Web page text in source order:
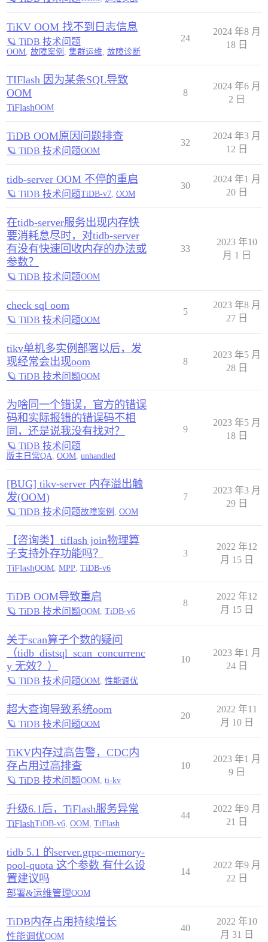
TiKV OOM 找不到日志信息
🪐 TiDB 技术问题
OOM, 故障案例 , 集群运维, 故障诊断
24
2024 年8 月
18 日
TIFlash 因为某条SQL导致
OOM
TiFlashOOM
8
2024 年6 月
2 日
TiDB OOM原因问题排查
🪐 TiDB 技术问题OOM
32
2024 年3 月
12 日
tidb-server OOM 不停的重启
🪐 TiDB 技术问题TiDB-v7 OOM
30
2024 年1 月
20 日
在tidb-server服务出现内存快
要消耗怠尽时，对tidb-server
有没有快速回收内存的办法或
参数？
🪐 TiDB 技术问题OOM
33
2023 年10
月 1 日
check sql oom
🪐 TiDB 技术问题OOM
5
2023 年8 月
27 日
tikv单机多实例部署以后，发
现经常会出现oom
🪐 TiDB 技术问题OOM
8
2023 年5 月
28 日
为啥同一个错误，官方的错误
码和实际报错的错误码不相
同，还是说我没有找对？
🪐 TiDB 技术问题
版主日常QA, OOM, unhandled
9
2023 年5 月
18 日
[BUG] tikv-server 内存溢出触
发(OOM)
🪐 TiDB 技术问题故障案例 OOM
7
2023 年3 月
29 日
【咨询类】tiflash join物理算
子支持外存功能吗？
TiFlashOOM MPP TiDB-v6
3
2022 年12
月 15 日
TiDB OOM导致重启
🪐 TiDB 技术问题OOM TiDB-v6
8
2022 年12
月 15 日
关于scan算子个数的疑问
（tidb_distsql_scan_concurrenc
y 无效？）
🪐 TiDB 技术问题OOM 性能调优
10
2023 年1 月
24 日
超大查询导致系统oom
🪐 TiDB 技术问题OOM
20
2022 年11
月 10 日
TiKV内存过高告警，CDC内
存占用过高排查
🪐 TiDB 技术问题OOM ti-kv
10
2023 年1 月
9 日
升级6.1后，TiFlash服务异常
TiFlashTiDB-v6 OOM TiFlash
44
2022 年9 月
21 日
tidb 5.1 的server.grpc-memory-
pool-quota 这个参数 有什么设
置建议吗
部署&运维管理OOM
14
2022 年9 月
22 日
TiDB内存占用持续增长
性能调优OOM
40
2022 年10
月 31 日